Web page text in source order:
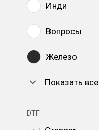
Инди
Вопросы
Железо
Показать все
DTF